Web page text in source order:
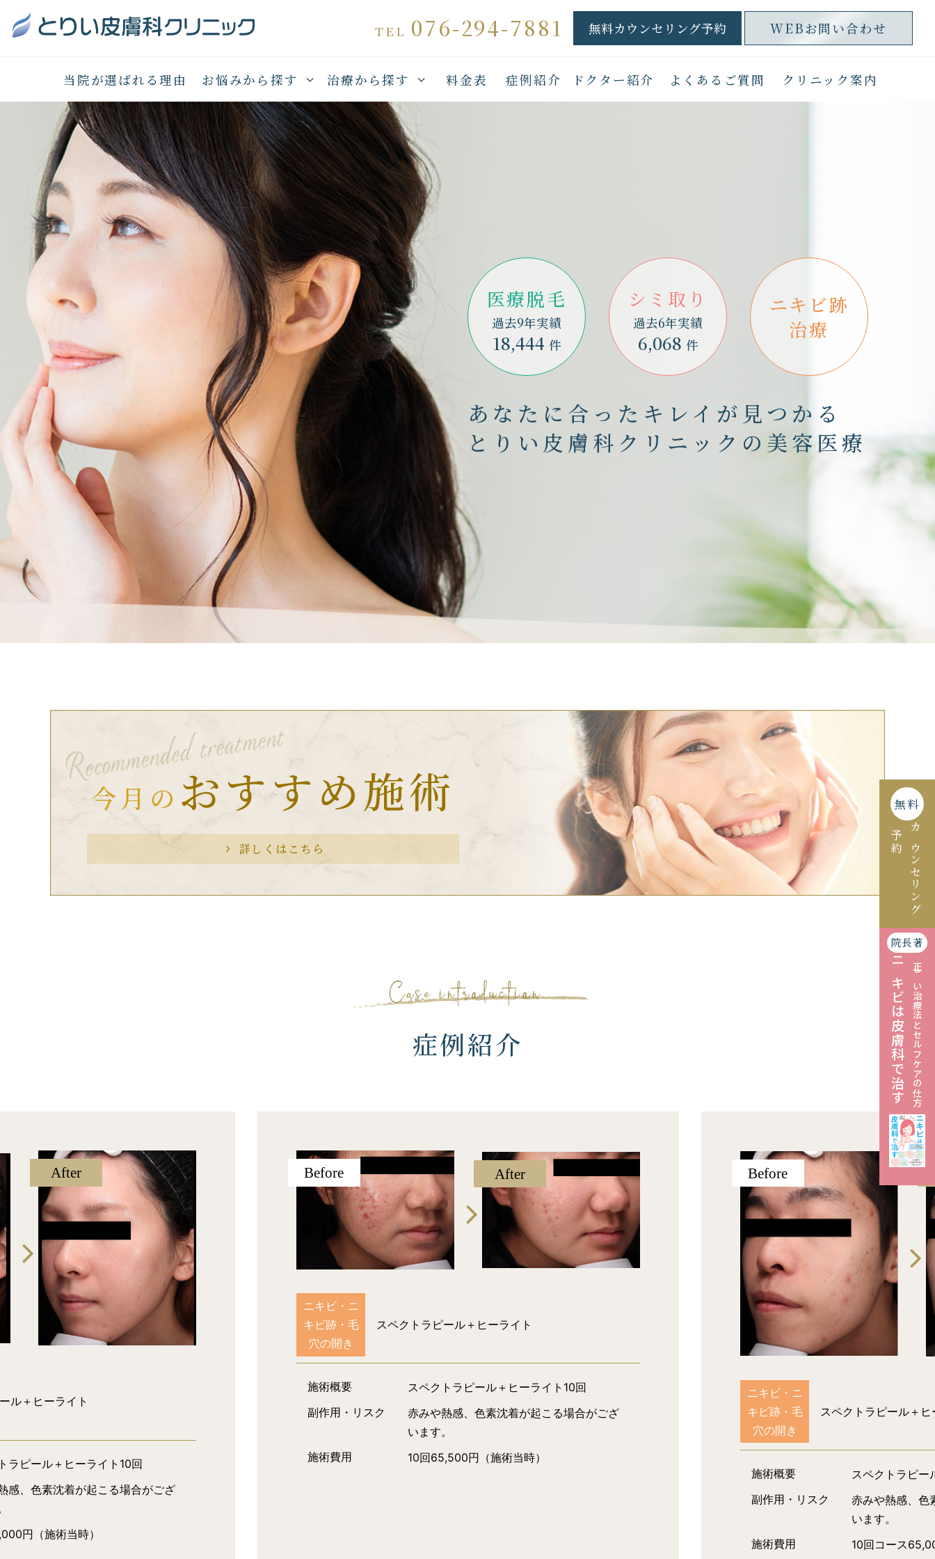
TEL 076-294-7881 無料カウンセリング予約 WEBお問い合わせ
当院が選ばれる理由 お悩みから探す 治療から探す 料金表 症例紹介 ドクター紹介 よくあるご質問 クリニック案内
医療脱毛
過去9年実績
18,444 件
シミ取り
過去6年実績
6,068 件
ニキビ跡
治療
あなたに合ったキレイが見つかる
とりい皮膚科クリニックの美容医療
今月の おすすめ施術
詳しくはこちら
症例紹介
After
ル＋ヒーライト
ラピール＋ヒーライト10回
感、色素沈着が起こる場合がござ
円（施術当時）
Before After
ニキビ・ニ
キビ跡・毛
穴の開き
スペクトラピール＋ヒーライト
施術概要
スペクトラピール＋ヒーライト10回
副作用・リスク
赤みや熱感、色素沈着が起こる場合がござ
います。
施術費用
10回65,500円（施術当時）
Before
ニキビ・ニ
キビ跡・毛
穴の開き
スペクトラピール＋
施術概要
スペクトラピー
副作用・リスク
赤みや熱感、色
います。
施術費用
10回コース
無料
カウンセリング
予約
院長著
正しい治療法とセルフケアの仕方
ニキビは皮膚科で治す